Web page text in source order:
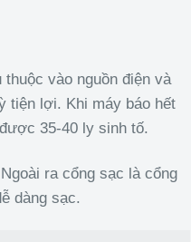
vào nguồn điện và
tiện lợi. Khi máy báo hết
35-40 ly sinh tố.
ra cổng sạc là cổng
dàng sạc.